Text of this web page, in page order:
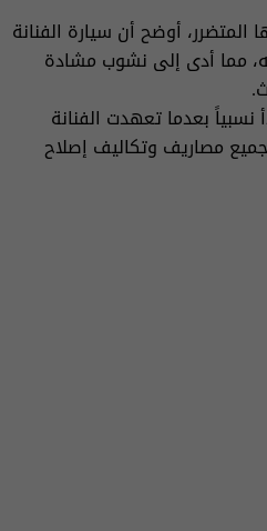
أوضح أن سيارة الفنانة
مما أدى إلى نشوب مشادة
نسبياً بعدما تعهدت الفنانة
مصاريف وتكاليف إصلاح